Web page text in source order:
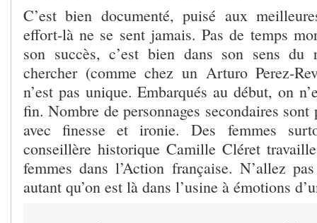
C’est bien documenté, puisé aux
effort-là ne se sent jamais. Pas de temps
son succès, c’est bien dans son sens
chercher (comme chez un Arturo Perez-
n’est pas unique. Embarqués au début, on
fin. Nombre de personnages secondaires sont
avec finesse et ironie. Des femmes
conseillère historique Camille Cléret
femmes dans l’Action française. N’allez
autant qu’on est là dans l’usine à émotions